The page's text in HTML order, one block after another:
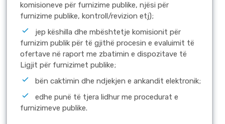
komisioneve për furnizime publike, njësi për
furnizime publike, kontroll/revizion etj);
jep këshilla dhe mbështetje komisionit për
furnizim publik për të gjithë procesin e evaluimit të
ofertave në raport me zbatimin e dispozitave të
Ligjit për furnizimet publike;
bën caktimin dhe ndjekjen e ankandit elektronik;
edhe punë të tjera lidhur me procedurat e
furnizimeve publike.